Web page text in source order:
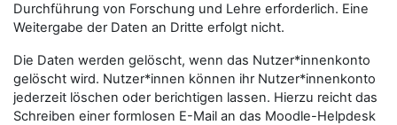
Durchführung von Forschung und Lehre erforderlich. Eine
Weitergabe der Daten an Dritte erfolgt nicht.
Die Daten werden gelöscht, wenn das Nutzer*innenkonto
gelöscht wird. Nutzer*innen können ihr Nutzer*innenkonto
jederzeit löschen oder berichtigen lassen. Hierzu reicht das
Schreiben einer formlosen E-Mail an das Moodle-Helpdesk